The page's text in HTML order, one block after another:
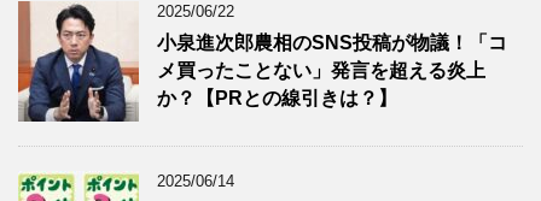
2025/06/22
小泉進次郎農相のSNS投稿が物議！「コ
メ買ったことない」発言を超える炎上
か？【PRとの線引きは？】
2025/06/14